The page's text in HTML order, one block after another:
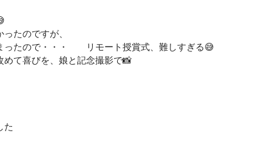
たのですが、
たので・・・　　リモート授賞式、難しすぎる😅
て喜びを、娘と記念撮影で📸
た